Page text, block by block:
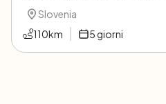
Slovenia
110km 5giorni